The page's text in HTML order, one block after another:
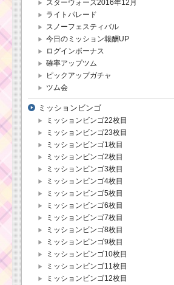
スターウォーズ2016年12月
ライトパレード
スノーフェスティバル
今日のミッション報酬UP
ログインボーナス
確率アップツム
ピックアップガチャ
ツム会
ミッションビンゴ
ミッションビンゴ22枚目
ミッションビンゴ23枚目
ミッションビンゴ1枚目
ミッションビンゴ2枚目
ミッションビンゴ3枚目
ミッションビンゴ4枚目
ミッションビンゴ5枚目
ミッションビンゴ6枚目
ミッションビンゴ7枚目
ミッションビンゴ8枚目
ミッションビンゴ9枚目
ミッションビンゴ10枚目
ミッションビンゴ11枚目
ミッションビンゴ12枚目